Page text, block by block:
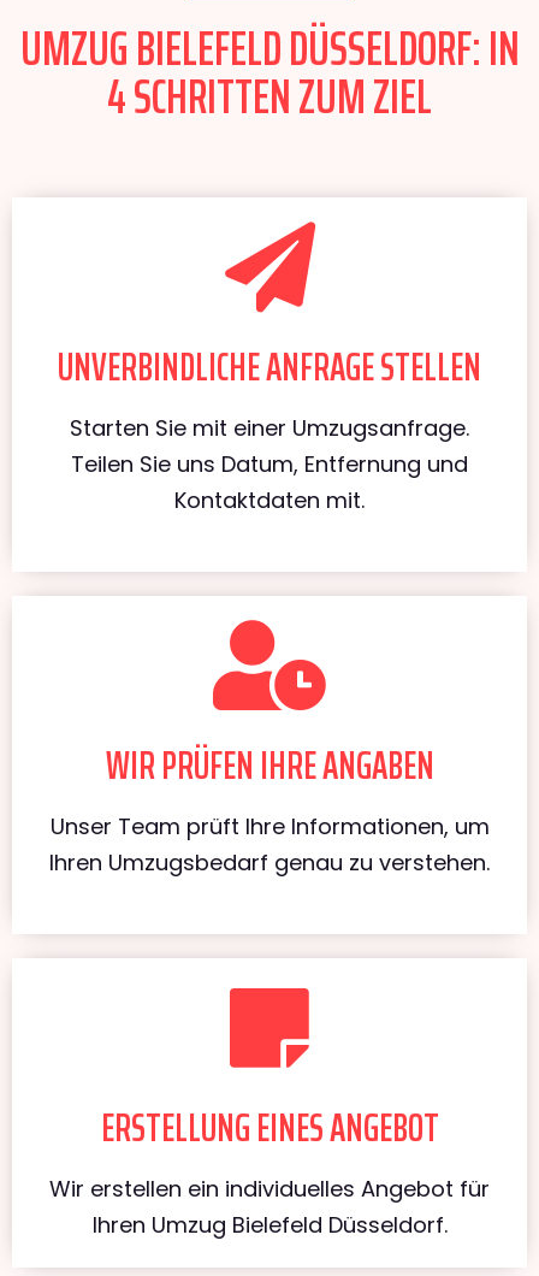
UMZUG BIELEFELD DÜSSELDORF: IN
4 SCHRITTEN ZUM ZIEL
UNVERBINDLICHE ANFRAGE STELLEN
Starten Sie mit einer Umzugsanfrage.
Teilen Sie uns Datum, Entfernung und
Kontaktdaten mit.
WIR PRÜFEN IHRE ANGABEN
Unser Team prüft Ihre Informationen, um
Ihren Umzugsbedarf genau zu verstehen.
ERSTELLUNG EINES ANGEBOT
Wir erstellen ein individuelles Angebot für
Ihren Umzug Bielefeld Düsseldorf.